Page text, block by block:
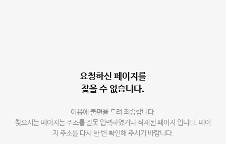
요청하신 페이지를
찾을 수 없습니다.
이용에 불편을 드려 죄송합니다.
찾으시는 페이지는 주소를 잘못 입력하였거나 삭제된 페이지 입니다. 페이
지 주소를 다시 한 번 확인해 주시기 바랍니다.